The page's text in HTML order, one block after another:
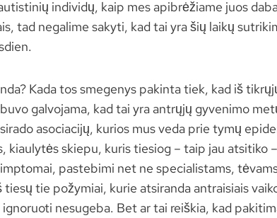
individų, kaip mes apibrėžiame juos
tad negalime sakyti, kad tai yra šių laikų
Kada tos smegenys pakinta tiek, kad iš
galvojama, kad tai yra antrųjų gyvenimo
asociacijų, kurios mus veda prie tymų
kiaulytės skiepu, kuris tiesiog – taip jau atsitiko
pastebimi net ne specialistams,
tiesų tie požymiai, kurie atsiranda antraisiais
nesugeba. Bet ar tai reiškia, kad